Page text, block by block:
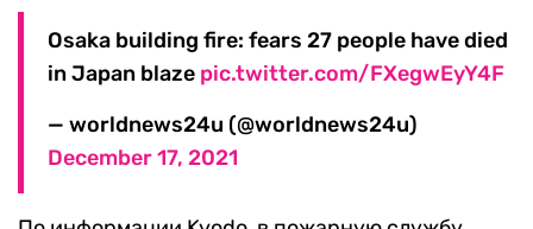
Osaka building fire: fears 27 people have died
in Japan blaze pic.twitter.com/FXegwEyY4F
— worldnews24u (@worldnews24u)
December 17, 2021